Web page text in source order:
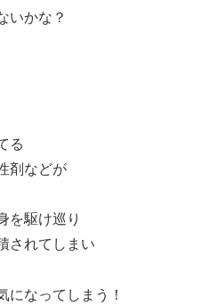
いかな？
る
剤などが
を駆け巡り
されてしまい
になってしまう！